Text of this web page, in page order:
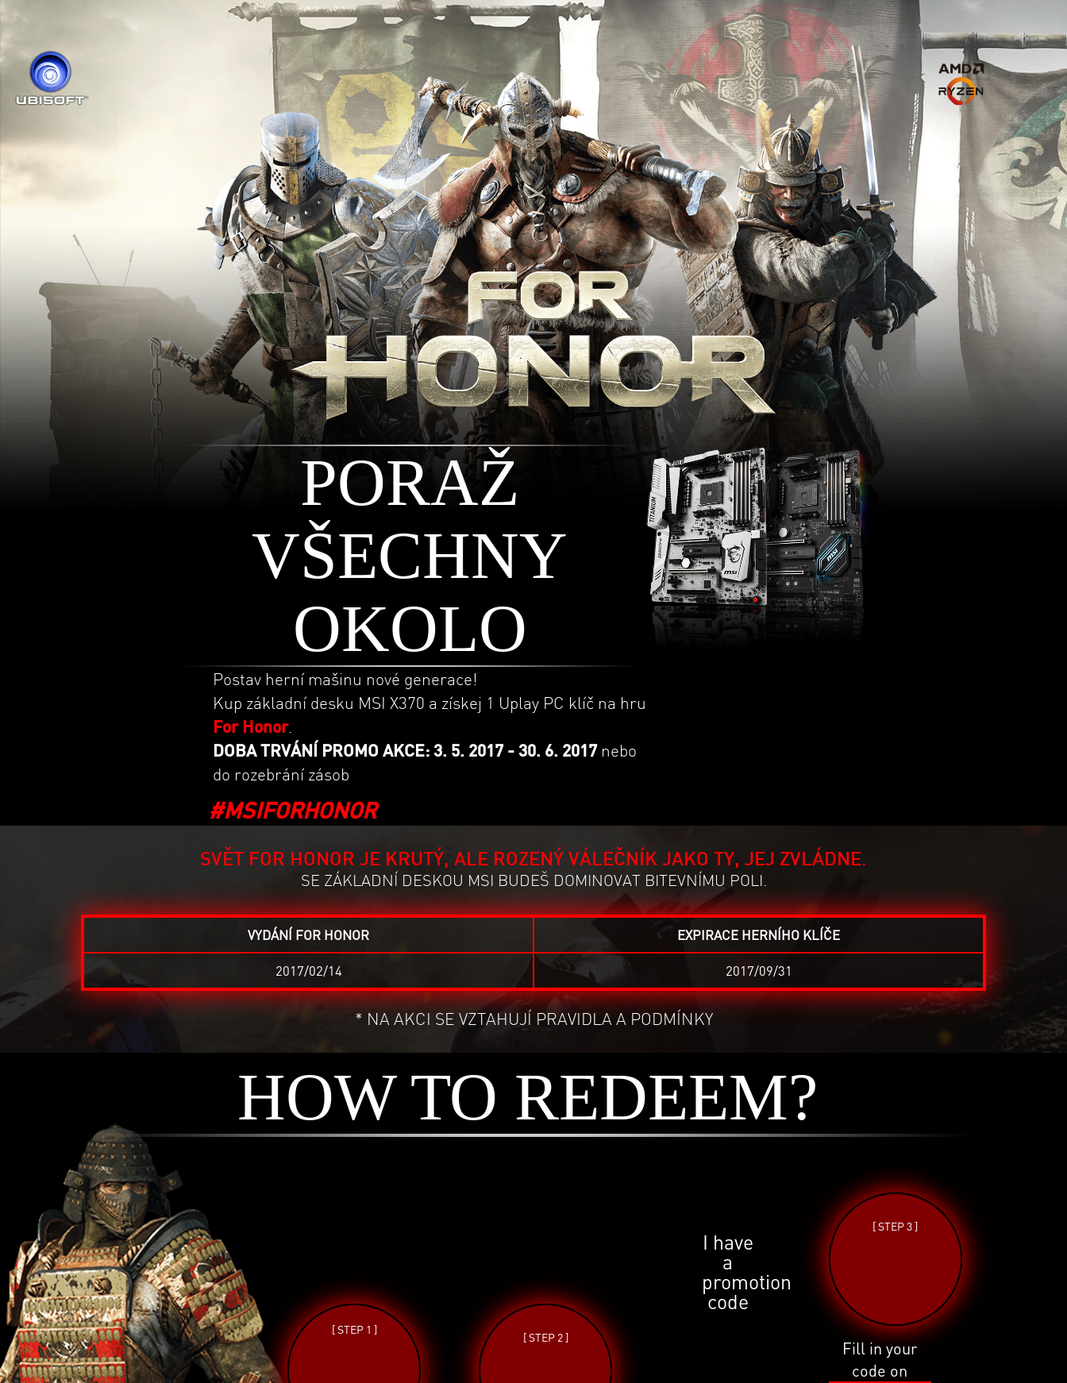
PORAŽ
VŠECHNY
OKOLO
Postav herní mašinu nové generace!
Kup základní desku MSI X370 a získej 1 Uplay PC klíč na hru
For Honor.
DOBA TRVÁNÍ PROMO AKCE: 3. 5. 2017 - 30. 6. 2017 nebo
do rozebrání zásob
#MSIFORHONOR
SVĚT FOR HONOR JE KRUTÝ, ALE ROZENÝ VÁLEČNÍK JAKO TY, JEJ ZVLÁDNE.
SE ZÁKLADNÍ DESKOU MSI BUDEŠ DOMINOVAT BITEVNÍMU POLI.
VYDÁNÍ FOR HONOR EXPIRACE HERNÍHO KLÍČE
2017/02/14 2017/09/31
* NA AKCI SE VZTAHUJÍ PRAVIDLA A PODMÍNKY
HOW TO REDEEM?
[ STEP 1 ]
[ STEP 2 ]
I have
a
promotion
code
[ STEP 3 ]
Fill in your
code on